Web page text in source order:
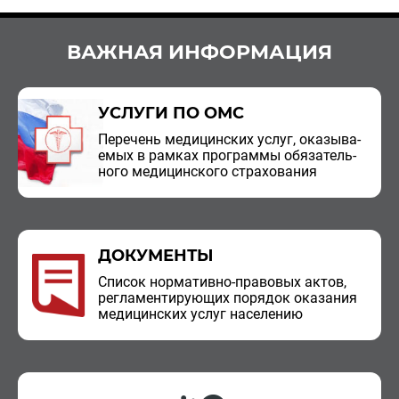
ВАЖНАЯ ИНФОРМАЦИЯ
УСЛУГИ ПО ОМС
Пе­ре­чень ме­ди­цин­ских услуг, ока­зы­ва­
е­мых в рам­ках про­грам­мы обя­за­тель­
но­го ме­ди­цин­ско­го стра­хо­ва­ния
ДОКУМЕНТЫ
Спи­сок нор­ма­тив­но-пра­во­вых актов,
ре­гла­мен­ти­ру­ю­щих по­ря­док ока­за­ния
ме­ди­цин­ских услуг на­се­ле­нию